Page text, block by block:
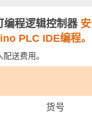
程逻辑控制器
PLC IDE编程。
送费用。
货号